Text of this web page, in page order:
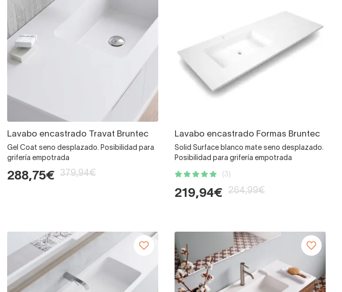
Lavabo encastrado Travat Bruntec
Gel Coat seno desplazado. Posibilidad para
grifería empotrada
288,75€ 379,94€
Lavabo encastrado Formas Bruntec
Solid Surface blanco mate seno desplazado.
Posibilidad para grifería empotrada
(3)
219,94€ 264,99€